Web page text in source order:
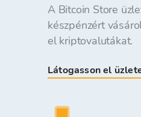
A Bitcoin Store
készpénzért
el kriptovalutákat.
Látogasson el